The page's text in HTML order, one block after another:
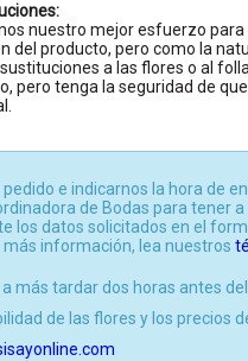
nuestro mejor esfuerzo
del producto, pero como la
a las flores o al
pero tenga la seguridad de
e indicarnos la hora de
de Bodas para tener
los datos solicitados en el
más información, lea nuestros
tardar dos horas antes
de las flores y los precios